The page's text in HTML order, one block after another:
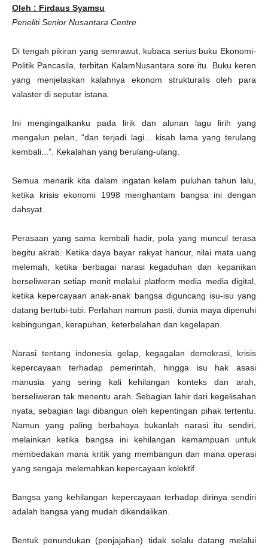
Oleh : Firdaus Syamsu
Peneliti Senior Nusantara Centre
Di tengah pikiran yang semrawut, kubaca serius buku Ekonomi-
Politik Pancasila, terbitan KalamNusantara sore itu. Buku keren
yang menjelaskan kalahnya ekonom strukturalis oleh para
valaster di seputar istana.
Ini mengingatkanku pada lirik dan alunan lagu lirih yang
mengalun pelan, “dan terjadi lagi... kisah lama yang terulang
kembali...”. Kekalahan yang berulang-ulang.
Semua menarik kita dalam ingatan kelam puluhan tahun lalu,
ketika krisis ekonomi 1998 menghantam bangsa ini dengan
dahsyat.
Perasaan yang sama kembali hadir, pola yang muncul terasa
begitu akrab. Ketika daya bayar rakyat hancur, nilai mata uang
melemah, ketika berbagai narasi kegaduhan dan kepanikan
berseliweran setiap menit melalui platform media media digital,
ketika kepercayaan anak-anak bangsa diguncang isu-isu yang
datang bertubi-tubi. Perlahan namun pasti, dunia maya dipenuhi
kebingungan, kerapuhan, keterbelahan dan kegelapan.
Narasi tentang indonesia gelap, kegagalan demokrasi, krisis
kepercayaan terhadap pemerintah, hingga isu hak asasi
manusia yang sering kali kehilangan konteks dan arah,
berseliweran tak menentu arah. Sebagian lahir dari kegelisahan
nyata, sebagian lagi dibangun oleh kepentingan pihak tertentu.
Namun yang paling berbahaya bukanlah narasi itu sendiri,
melainkan ketika bangsa ini kehilangan kemampuan untuk
membedakan mana kritik yang membangun dan mana operasi
yang sengaja melemahkan kepercayaan kolektif.
Bangsa yang kehilangan kepercayaan terhadap dirinya sendiri
adalah bangsa yang mudah dikendalikan.
Bentuk penundukan (penjajahan) tidak selalu datang melalui